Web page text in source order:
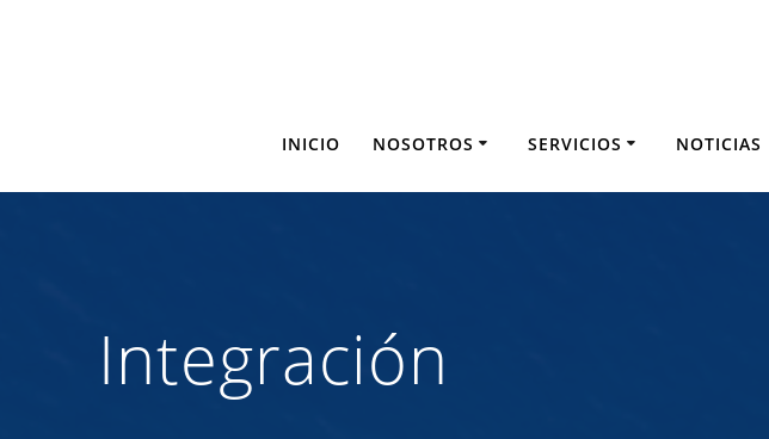
INICIO NOSOTROS SERVICIOS NOTICIAS
Integración